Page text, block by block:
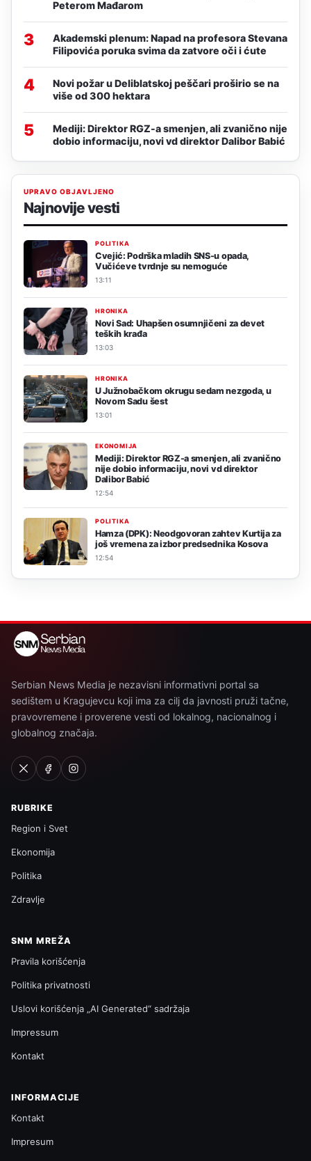
Peterom Mađarom
3
Akademski plenum: Napad na profesora Stevana
Filipovića poruka svima da zatvore oči i ćute
4
Novi požar u Deliblatskoj peščari proširio se na
više od 300 hektara
5
Mediji: Direktor RGZ-a smenjen, ali zvanično nije
dobio informaciju, novi vd direktor Dalibor Babić
UPRAVO OBJAVLJENO
Najnovije vesti
POLITIKA
Cvejić: Podrška mladih SNS-u opada,
Vučićeve tvrdnje su nemoguće
13:11
HRONIKA
Novi Sad: Uhapšen osumnjičeni za devet
teških krađa
13:03
HRONIKA
U Južnobačkom okrugu sedam nezgoda, u
Novom Sadu šest
13:01
EKONOMIJA
Mediji: Direktor RGZ-a smenjen, ali zvanično
nije dobio informaciju, novi vd direktor
Dalibor Babić
12:54
POLITIKA
Hamza (DPK): Neodgovoran zahtev Kurtija za
još vremena za izbor predsednika Kosova
12:54
Serbian News Media je nezavisni informativni portal sa
sedištem u Kragujevcu koji ima za cilj da javnosti pruži tačne,
pravovremene i proverene vesti od lokalnog, nacionalnog i
globalnog značaja.
RUBRIKE
Region i Svet
Ekonomija
Politika
Zdravlje
SNM MREŽA
Pravila korišćenja
Politika privatnosti
Uslovi korišćenja „AI Generated“ sadržaja
Impressum
Kontakt
INFORMACIJE
Kontakt
Impresum